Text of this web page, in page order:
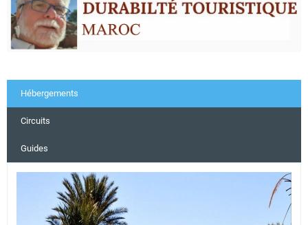
Hébergements
Circuits
Guides